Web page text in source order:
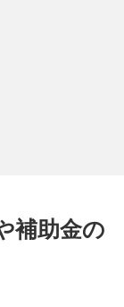
補助金の